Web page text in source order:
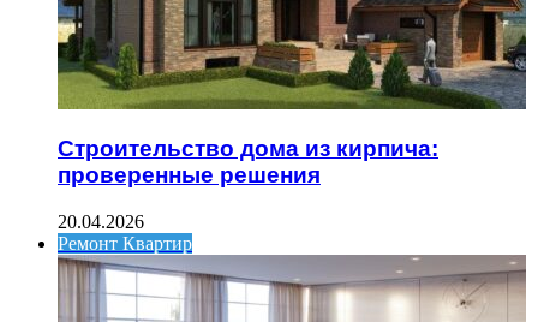
Строительство дома из кирпича:
проверенные решения
20.04.2026
Ремонт Квартир